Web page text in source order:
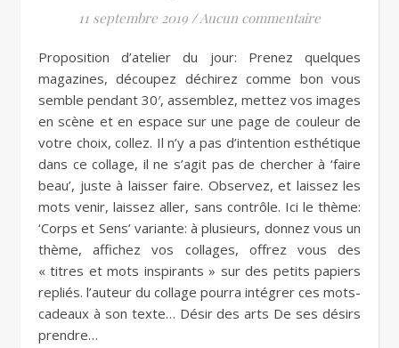
11 septembre 2019 /Aucun commentaire
Proposition d’atelier du jour: Prenez quelques
magazines, découpez déchirez comme bon vous
semble pendant 30′, assemblez, mettez vos images
en scène et en espace sur une page de couleur de
votre choix, collez. Il n’y a pas d’intention esthétique
dans ce collage, il ne s’agit pas de chercher à ‘faire
beau’, juste à laisser faire. Observez, et laissez les
mots venir, laissez aller, sans contrôle. Ici le thème:
‘Corps et Sens’ variante: à plusieurs, donnez vous un
thème, affichez vos collages, offrez vous des
« titres et mots inspirants » sur des petits papiers
repliés. l’auteur du collage pourra intégrer ces mots-
cadeaux à son texte… Désir des arts De ses désirs
prendre…